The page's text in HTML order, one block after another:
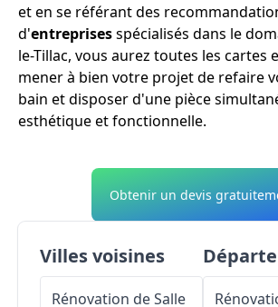
et en se référant des
d'entreprisesspécialisés dans le
le-Tillac, vous aurez toutes les cartes
mener à bien votre projet de refaire
bain et disposer d'une pièce
esthétique et fonctionnelle.
Obtenir un devis
Villes voisines
Rénovation de Salle